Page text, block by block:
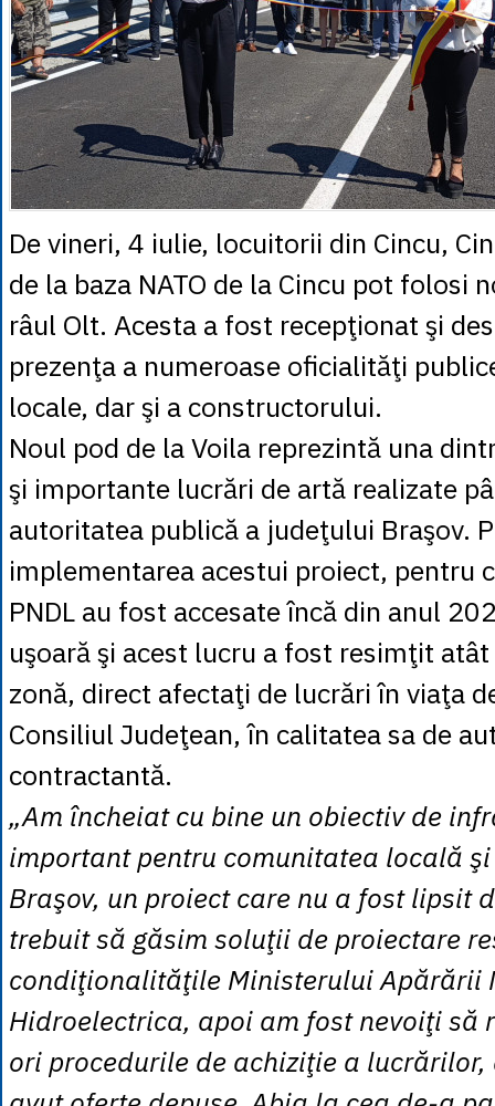
De vineri, 4 iulie, locuitorii din Cincu,
de la baza NATO de la Cincu pot folosi
râul Olt. Acesta a fost recepţionat şi
prezenţa a numeroase oficialităţi
locale, dar şi a constructorului.
Noul pod de la Voila reprezintă una
şi importante lucrări de artă realizate
autoritatea publică a judeţului Braşov.
implementarea acestui proiect, pentru
PNDL au fost accesate încă din anul
uşoară şi acest lucru a fost resimţit
zonă, direct afectaţi de lucrări în viaţa
Consiliul Judeţean, în calitatea sa de
contractantă.
„Am încheiat cu bine un obiectiv de
important pentru comunitatea locală
Braşov, un proiect care nu a fost lipsit
trebuit să găsim soluţii de proiectare
condiţionalităţile Ministerului Apărării
Hidroelectrica, apoi am fost nevoiţi să
ori procedurile de achiziţie a lucrărilor,